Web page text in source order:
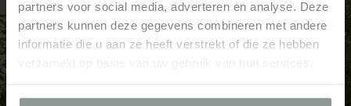
partners voor social media, adverteren en analyse. Deze
partners kunnen deze gegevens combineren met andere
informatie die u aan ze heeft verstrekt of die ze hebben